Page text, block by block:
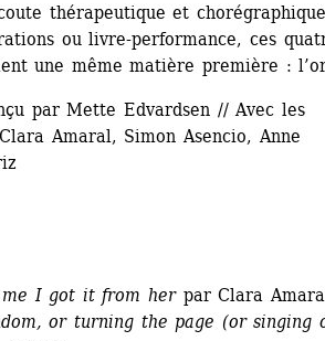
thérapeutique et
ou livre-performance, ces
une même matière première :
par Mette Edvardsen // Avec les
Amaral, Simon Asencio, Anne
I got it from herpar Clara
or turning the page (or singing